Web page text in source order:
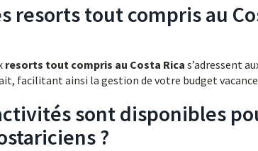
resorts tout compris au
resorts tout compris au Costa Rica s’adressent
facilitant ainsi la gestion de votre budget
sont disponibles
?